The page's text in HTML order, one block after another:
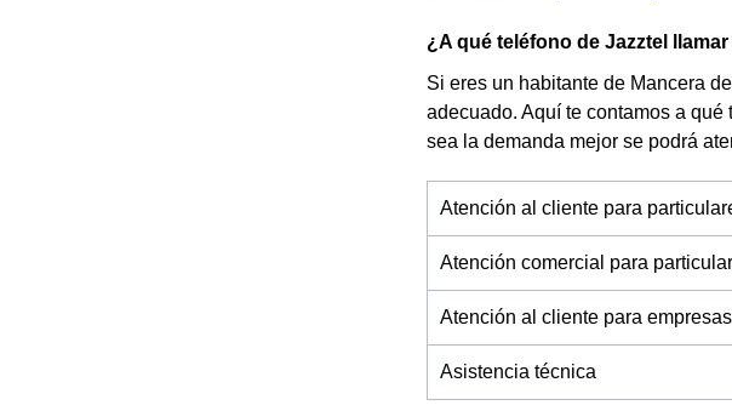
¿A qué teléfono de Jazztel
Si eres un habitante de Mancera
adecuado. Aquí te contamos a
sea la demanda mejor se podrá
Atención al cliente para
Atención comercial para
Atención al cliente para
Asistencia técnica